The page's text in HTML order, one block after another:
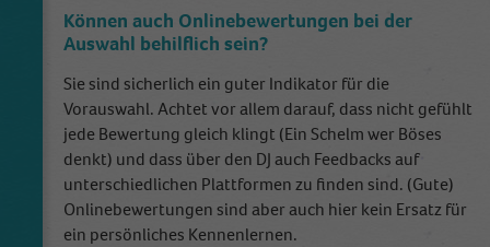
Können auch Onlinebewertungen bei der
Auswahl behilflich sein?
Sie sind sicherlich ein guter Indikator für die
Vorauswahl. Achtet vor allem darauf, dass nicht gefühlt
jede Bewertung gleich klingt (Ein Schelm wer Böses
denkt) und dass über den DJ auch Feedbacks auf
unterschiedlichen Plattformen zu finden sind. (Gute)
Onlinebewertungen sind aber auch hier kein Ersatz für
ein persönliches Kennenlernen.